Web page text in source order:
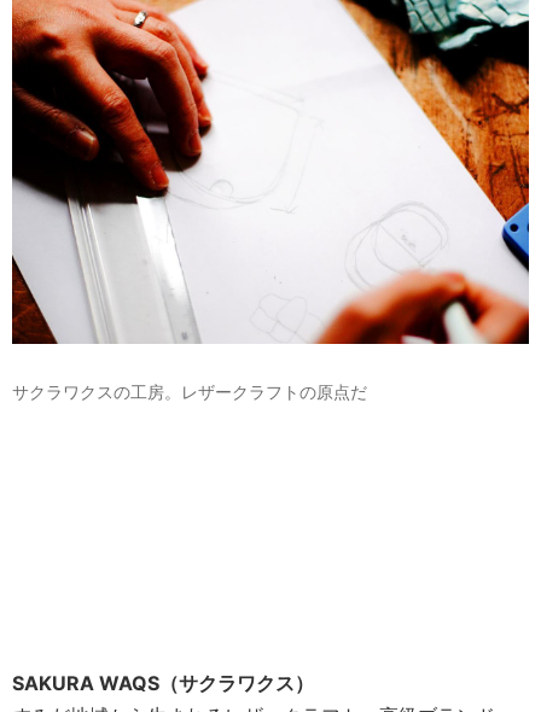
サクラワクスの工房。レザークラフトの原点だ
SAKURA WAQS（サクラワクス）